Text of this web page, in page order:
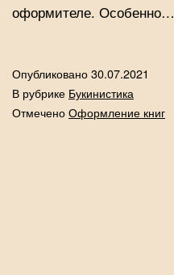
оформителе. Особенно…
Опубликовано30.07.2021
В рубрике Букинистика
ОтмеченоОформление книг